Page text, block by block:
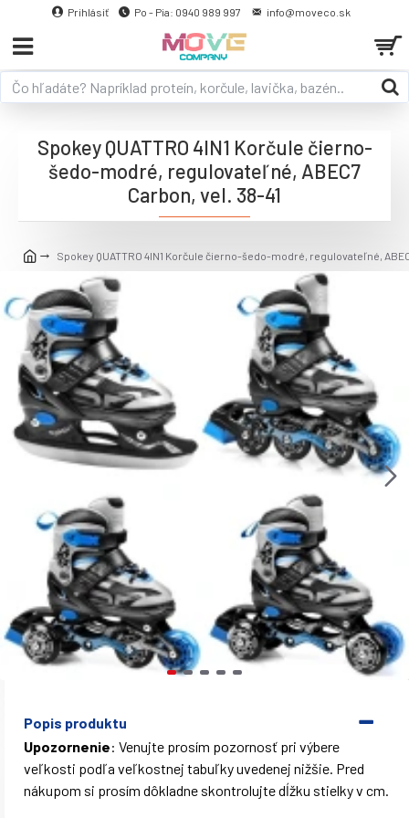
Prihlásiť Po - Pia: 0940 989 997 info@moveco.sk
Spokey QUATTRO 4IN1 Korčule čierno-šedo-modré, regulovateľné,
Spokey QUATTRO 4IN1 Korčule čierno-
šedo-modré, regulovateľné, ABEC7
Carbon, vel. 38-41
Popis produktu
Upozornenie: Venujte prosím pozornosť pri výbere
veľkosti podľa veľkostnej tabuľky uvedenej nižšie. Pred
nákupom si prosím dôkladne skontrolujte dĺžku stielky v cm.